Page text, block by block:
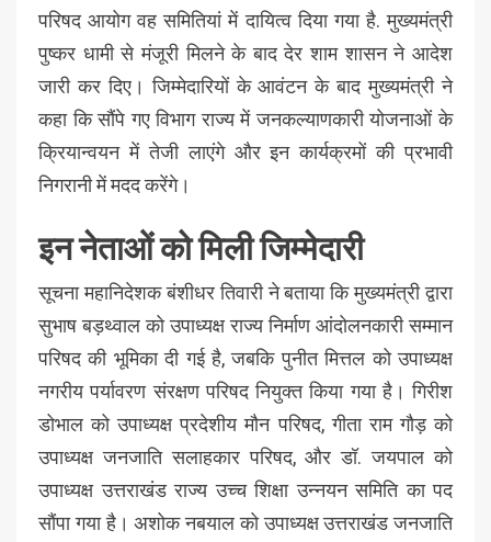
परिषद आयोग वह समितियां में दायित्व दिया गया है. मुख्यमंत्री
पुष्कर धामी से मंजूरी मिलने के बाद देर शाम शासन ने आदेश
जारी कर दिए। जिम्मेदारियों के आवंटन के बाद मुख्यमंत्री ने
कहा कि सौंपे गए विभाग राज्य में जनकल्याणकारी योजनाओं के
क्रियान्वयन में तेजी लाएंगे और इन कार्यक्रमों की प्रभावी
निगरानी में मदद करेंगे।
इन नेताओं को मिली जिम्मेदारी
सूचना महानिदेशक बंशीधर तिवारी ने बताया कि मुख्यमंत्री द्वारा
सुभाष बड़थ्वाल को उपाध्यक्ष राज्य निर्माण आंदोलनकारी सम्मान
परिषद की भूमिका दी गई है, जबकि पुनीत मित्तल को उपाध्यक्ष
नगरीय पर्यावरण संरक्षण परिषद नियुक्त किया गया है। गिरीश
डोभाल को उपाध्यक्ष प्रदेशीय मौन परिषद, गीता राम गौड़ को
उपाध्यक्ष जनजाति सलाहकार परिषद, और डॉ. जयपाल को
उपाध्यक्ष उत्तराखंड राज्य उच्च शिक्षा उन्नयन समिति का पद
सौंपा गया है। अशोक नबयाल को उपाध्यक्ष उत्तराखंड जनजाति